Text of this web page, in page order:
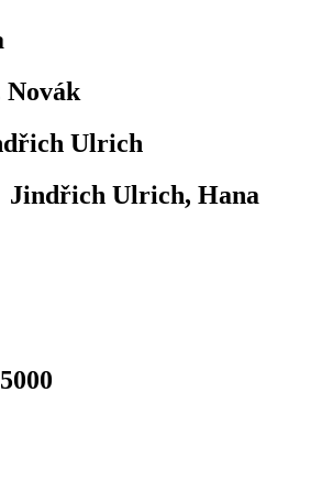
Novák
Ulrich
Jindřich Ulrich, Hana